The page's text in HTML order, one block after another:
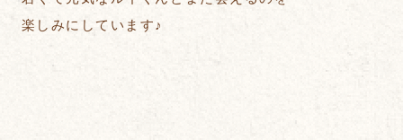
楽しみにしています♪